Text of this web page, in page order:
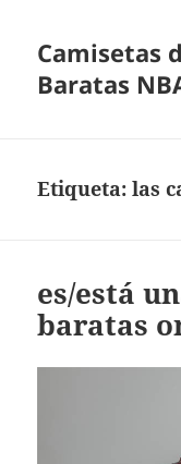
Camisetas
Baratas
Etiqueta:las
es/está
baratas